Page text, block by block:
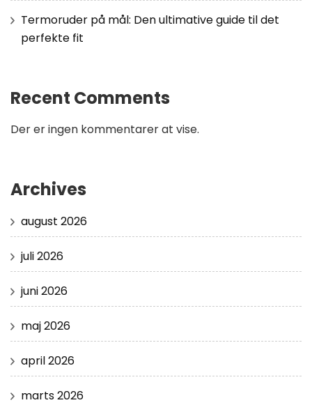
Termoruder på mål: Den ultimative guide til det
perfekte fit
Recent Comments
Der er ingen kommentarer at vise.
Archives
august 2026
juli 2026
juni 2026
maj 2026
april 2026
marts 2026